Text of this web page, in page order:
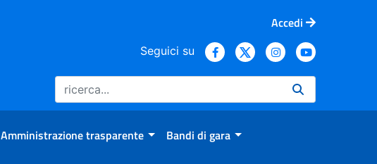
Accedi
Seguici su
Amministrazione trasparente Bandi di gara